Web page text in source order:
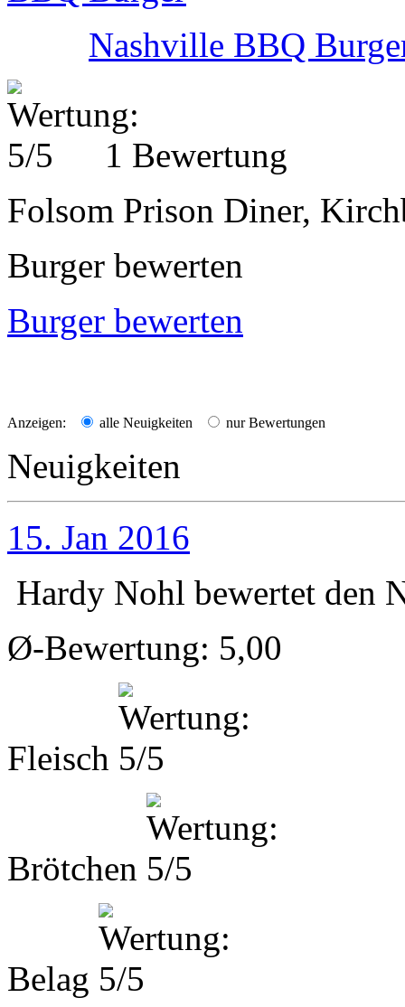
Nashville BBQ
1 Bewertung
Folsom Prison Diner,
Burger bewerten
Burger bewerten
Anzeigen: alle Neuigkeiten nur Bewertungen
Neuigkeiten
15. Jan 2016
Hardy Nohl bewertet den
Ø-Bewertung: 5,00
Fleisch
Brötchen
Belag